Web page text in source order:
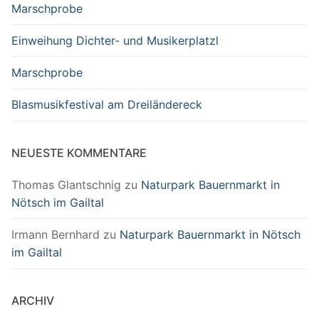
Marschprobe
Einweihung Dichter- und Musikerplatzl
Marschprobe
Blasmusikfestival am Dreiländereck
NEUESTE KOMMENTARE
Thomas Glantschnig zu Naturpark Bauernmarkt in
Nötsch im Gailtal
Irmann Bernhard zu Naturpark Bauernmarkt in Nötsch
im Gailtal
ARCHIV